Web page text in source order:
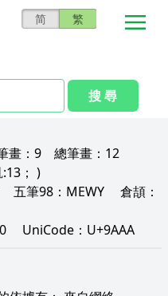
简 繁
搜 尋
畫： 9 總筆畫： 12
:13； )
五筆98： MEWY 倉頡：
UniCode： U+9AAA